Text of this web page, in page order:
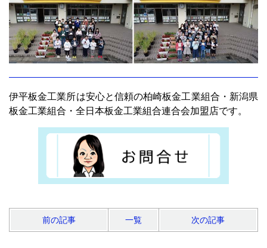
伊平板金工業所は安心と信頼の柏崎板金工業組合・新潟県
板金工業組合・全日本板金工業組合連合会加盟店です。
前の記事 一覧 次の記事